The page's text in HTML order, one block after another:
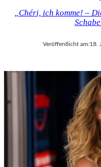
„Chéri, ich komme! –
Veröffentlicht am:18.